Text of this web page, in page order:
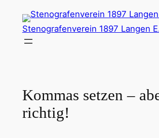
Inhalt
springen
Stenografenverein 1897 Langen
Kommas setzen –
richtig!